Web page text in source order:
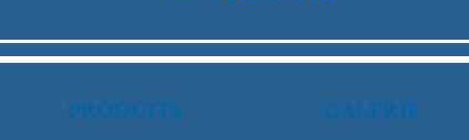
PRODUITS GALERIE